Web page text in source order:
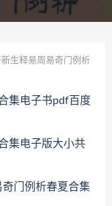
生释易周易奇门例析
集电子书pdf百度
集电子版大小共
门例析春夏合集